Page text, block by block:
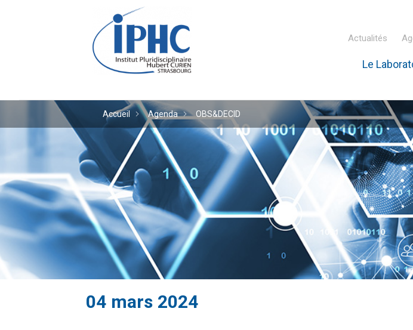
Institut pluridisciplinaire Hubert
Actualités
Le
Accueil Agenda OBS&DECID
04 mars 2024